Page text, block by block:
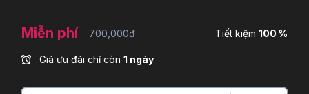
Miễn phí 700,000đ Tiết kiệm 100 %
Giá ưu đãi chỉ còn 1 ngày